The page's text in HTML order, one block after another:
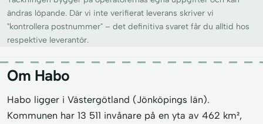
ändras löpande. Där vi inte verifierat leverans skriver vi
"kontrollera postnummer" – det definitiva svaret får du alltid hos
respektive leverantör.
Om Habo
Habo ligger i Västergötland (Jönköpings län).
Kommunen har 13 511 invånare på en yta av 462 km²,